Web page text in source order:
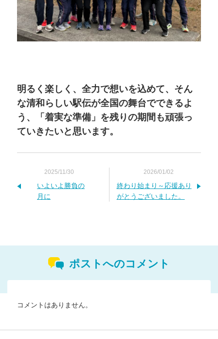
明るく楽しく、全力で想いを込めて、そん
な清和らしい駅伝が全国の舞台でできるよ
う、「着実な準備」を残りの期間も頑張っ
ていきたいと思います。
2025/11/30
いよいよ勝負の
月に
2026/01/02
終わり始まり～応援あり
がとうございました。
ポストへのコメント
コメントはありません。